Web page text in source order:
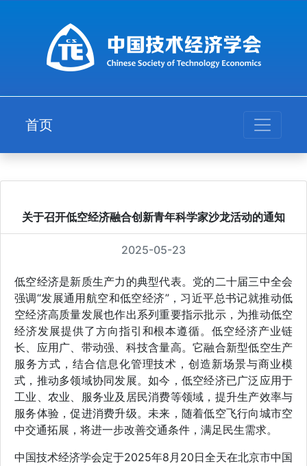
首页
关于召开低空经济融合创新青年科学家沙龙活动的通知
2025-05-23
低空经济是新质生产力的典型代表。党的二十届三中全会
强调“发展通用航空和低空经济”，习近平总书记就推动低
空经济高质量发展也作出系列重要指示批示，为推动低空
经济发展提供了方向指引和根本遵循。低空经济产业链
长、应用广、带动强、科技含量高。它融合新型低空生产
服务方式，结合信息化管理技术，创造新场景与商业模
式，推动多领域协同发展。如今，低空经济已广泛应用于
工业、农业、服务业及居民消费等领域，提升生产效率与
服务体验，促进消费升级。未来，随着低空飞行向城市空
中交通拓展，将进一步改善交通条件，满足民生需求。
中国技术经济学会定于2025年8月20日全天在北京市中国